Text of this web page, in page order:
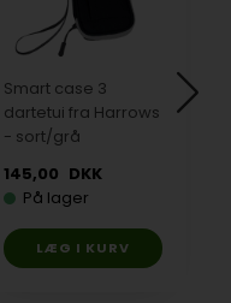
Smart case 3
dartetui fra Harrows
- sort/grå
145,00 DKK
På lager